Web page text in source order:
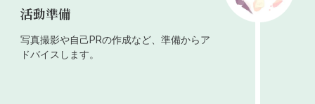
活動準備
写真撮影や自己PRの作成など、準備からア
ドバイスします。